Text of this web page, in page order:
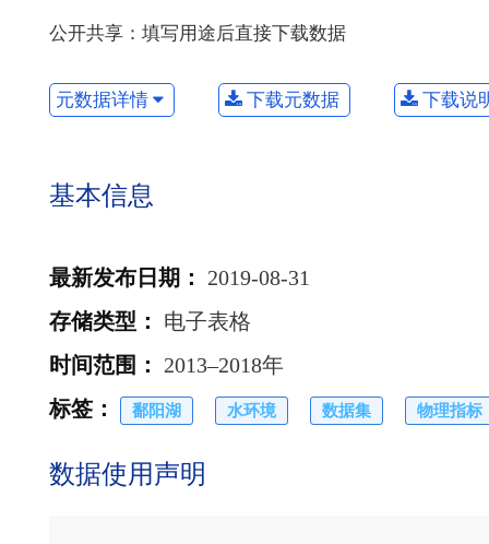
公开共享：填写用途后直接下载数据
元数据详情 下载元数据 下载说
基本信息
最新发布日期 ：
2019-08-31
存储类型 ：
电子表格
时间范围 ：
2013–2018年
标签 ： 鄱阳湖 水环境 数据集 物理指标
数据使用声明